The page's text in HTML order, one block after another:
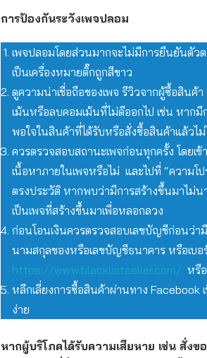
การป้องกันระวังเพจปลอม
เพจปลอมโดยส่วนมากจะไม่มีการยืนยันตั
เป็นเครื่องหมายติ๊กถูกสีขาว
ดูความน่าเชื่อถือของเพจ รีวิวจากผู้ซื้อสินค้
เม้นหรือลบคอมเม้นที่ไม่ดีออกไป เช่น หาก
พอใจในสินค้าที่ได้รับหรือสั่งซื้อสินค้าแล้วไ
ควรตรวจสอบสถานะเพจก่อนทุกครั้ง โดยเ
เนื้อหาภายในเพจหรือไม่ และไปที่ “ความโ
ตรงประวัติ หากพบว่ามีการสร้างขึ้นมาไม่น
เป็นเพจที่สร้างขึ้นมาเพื่อหลอกลวง
ก่อนโอนเงินควรตรวจสอบเลขบัญชีก่อนว่า
นามสกุลของหรือเลขบัญชีธนาคาร หรือเบอ
https://www.blacklistseller.com/ หรือ
หลีกเลี่ยงการซื้อสินค้าผ่านทาง Facebook
ง่าย
หากผู้บริโภคได้รับความเสียหาย เช่น สั่ง